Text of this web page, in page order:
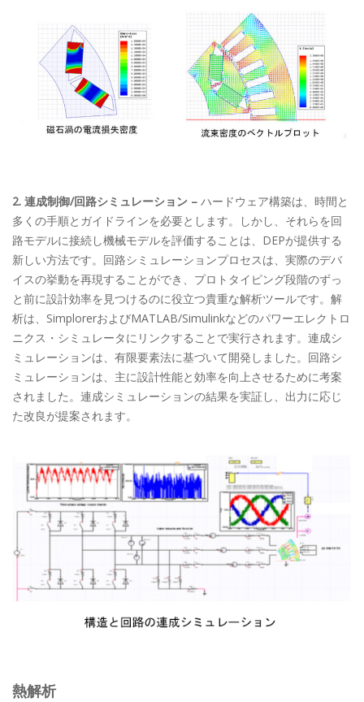
2. 連成制御/回路シミュレーション – ハードウェア構築は、時間と
多くの手順とガイドラインを必要とします。しかし、それらを回
路モデルに接続し機械モデルを評価することは、DEPが提供する
新しい方法です。回路シミュレーションプロセスは、実際のデバ
イスの挙動を再現することができ、プロトタイピング段階のずっ
と前に設計効率を見つけるのに役立つ貴重な解析ツールです。解
析は、SimplorerおよびMATLAB/Simulinkなどのパワーエレクトロ
ニクス・シミュレータにリンクすることで実行されます。連成シ
ミュレーションは、有限要素法に基づいて開発しました。回路シ
ミュレーションは、主に設計性能と効率を向上させるために考案
されました。連成シミュレーションの結果を実証し、出力に応じ
た改良が提案されます。
熱解析